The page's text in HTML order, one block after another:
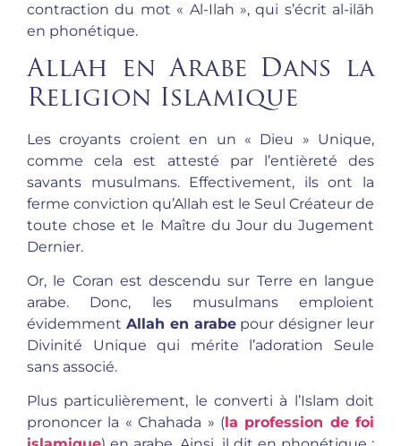
contraction du mot « Al-Ilah », qui s’écrit al-ilāh
en phonétique.
Allah en Arabe Dans la
Religion Islamique
Les croyants croient en un « Dieu » Unique,
comme cela est attesté par l’entièreté des
savants musulmans. Effectivement, ils ont la
ferme conviction qu’Allah est le Seul Créateur de
toute chose et le Maître du Jour du Jugement
Dernier.
Or, le Coran est descendu sur Terre en langue
arabe. Donc, les musulmans emploient
évidemment Allah en arabepour désigner leur
Divinité Unique qui mérite l’adoration Seule
sans associé.
Plus particulièrement, le converti à l’Islam doit
prononcer la « Chahada » (la profession de foi